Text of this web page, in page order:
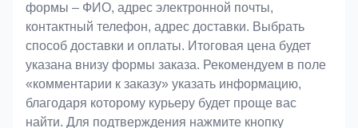
формы – ФИО, адрес электронной почты,
контактный телефон, адрес доставки. Выбрать
способ доставки и оплаты. Итоговая цена будет
указана внизу формы заказа. Рекомендуем в поле
«комментарии к заказу» указать информацию,
благодаря которому курьеру будет проще вас
найти. Для подтверждения нажмите кнопку